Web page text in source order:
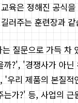
육은 정해진 공식
러주는 훈련장과 같
질문으로 가득 차
까?', '경쟁사가 아닌
'우리 제품의 본질적
는가?' 등, 사업의 근